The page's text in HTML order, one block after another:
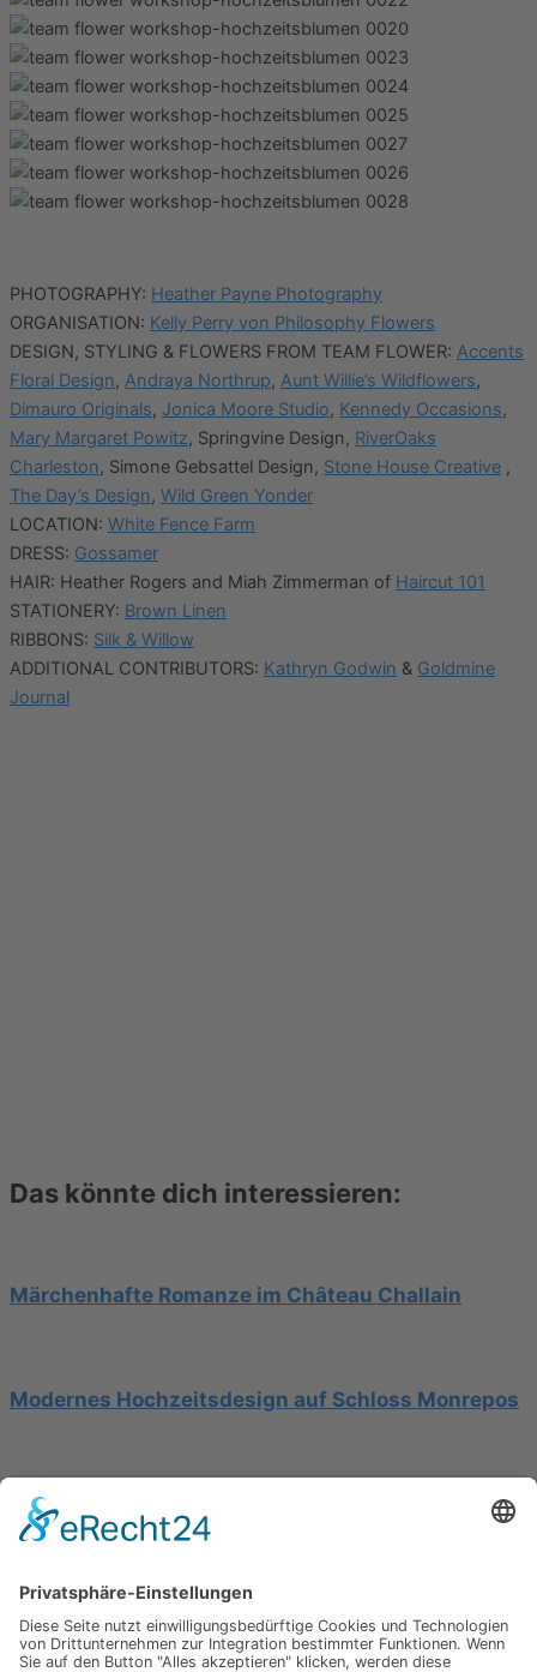
PHOTOGRAPHY: Heather Payne Photography
ORGANISATION: Kelly Perry von Philosophy Flowers
DESIGN, STYLING & FLOWERS FROM TEAM FLOWER: Accents
Floral Design, Andraya Northrup, Aunt Willie’s Wildflowers,
Dimauro Originals, Jonica Moore Studio, Kennedy Occasions,
Mary Margaret Powitz, Springvine Design, RiverOaks
Charleston, Simone Gebsattel Design, Stone House Creative ,
The Day’s Design, Wild Green Yonder
LOCATION: White Fence Farm
DRESS: Gossamer
HAIR: Heather Rogers and Miah Zimmerman of Haircut 101
STATIONERY: Brown Linen
RIBBONS: Silk & Willow
ADDITIONAL CONTRIBUTORS: Kathryn Godwin & Goldmine
Journal
Das könnte dich interessieren:
Märchenhafte Romanze im Château Challain
Modernes Hochzeitsdesign auf Schloss Monrepos
Hochzeit am Gardasee auf einer Segelyacht
Impressum
Werbung